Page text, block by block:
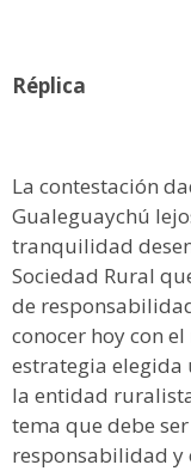
Réplica
La contestación
Gualeguaychú
tranquilidad
Sociedad Rural
de
conocer hoy con
estrategia elegida
la entidad
tema que debe
responsabilidad y